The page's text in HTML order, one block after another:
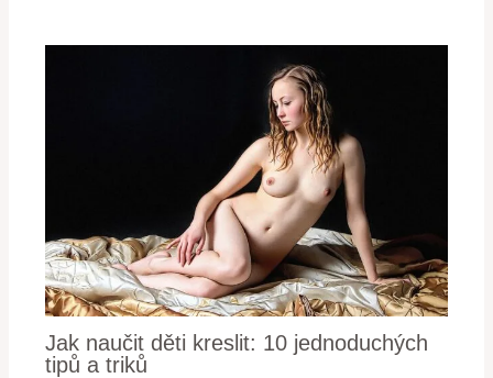
Jak naučit děti kreslit: 10 jednoduchých
tipů a triků